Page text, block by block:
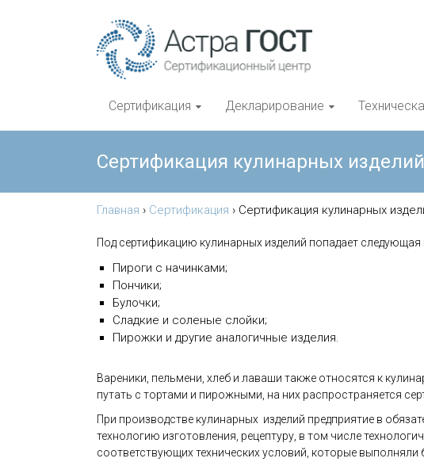
Сертификация Декларирование
Сертификация кулинарных изделий
Главная › Сертификация › Сертификация кулинарных
Под сертификацию кулинарных изделий попадает следующая
Пироги с начинками;
Пончики;
Булочки;
Сладкие и соленые слойки;
Пирожки и другие аналогичные изделия.
Вареники, пельмени, хлеб и лаваши также относятся к
путать с тортами и пирожными, на них распространяется
При производстве кулинарных изделий предприятие в
технологию изготовления, рецептуру, в том числе
соответствующих технических условий, которые